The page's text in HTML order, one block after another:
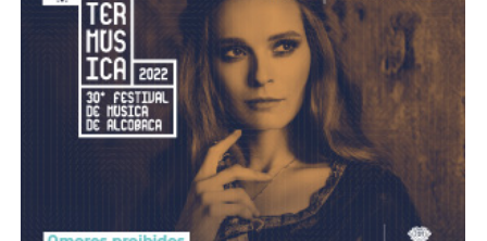
Acesso ao conteúdo online
Acesso aos conteúdos Exclusivos para
assinantes
Ofertas para assinatura anual
Escolha o plano